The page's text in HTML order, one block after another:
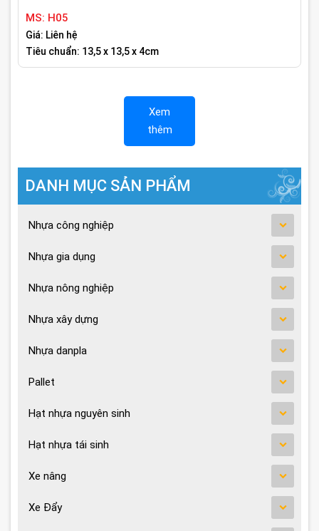
MS: H05
Giá: Liên hệ
Tiêu chuẩn: 13,5 x 13,5 x 4cm
Xem
thêm
DANH MỤC SẢN PHẨM
Nhựa công nghiệp
Nhựa gia dụng
Nhựa nông nghiệp
Nhựa xây dựng
Nhựa danpla
Pallet
Hạt nhựa nguyên sinh
Hạt nhựa tái sinh
Xe nâng
Xe Đẩy